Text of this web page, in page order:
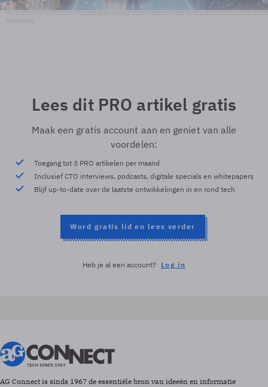
Lees dit PRO artikel gratis
Maak een gratis account aan en geniet van alle
voordelen:
Toegang tot 3 PRO artikelen per maand
Inclusief CTO interviews, podcasts, digitale specials en whitepapers
Blijf up-to-date over de laatste ontwikkelingen in en rond tech
Word gratis lid en lees verder
Heb je al een account? Log in
AG Connect is sinds 1967 de essentiële bron van ideeën en informatie